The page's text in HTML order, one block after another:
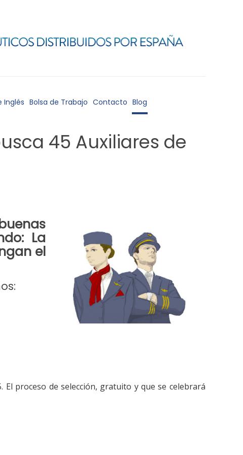
Inglés Bolsa de Trabajo Contacto Blog
45 Auxiliares de
: La
el
proceso de selección, gratuito y que se celebrará